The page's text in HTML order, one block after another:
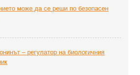
може да се реши по безопасен
– регулатор на биoлoгичния